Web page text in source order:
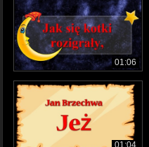
01:06
01:04